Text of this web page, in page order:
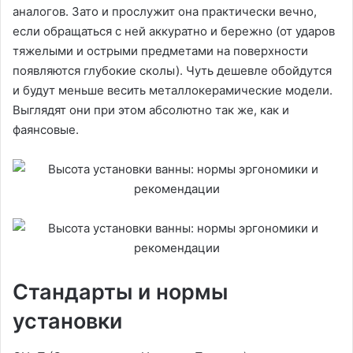
аналогов. Зато и прослужит она практически вечно,
если обращаться с ней аккуратно и бережно (от ударов
тяжелыми и острыми предметами на поверхности
появляются глубокие сколы). Чуть дешевле обойдутся
и будут меньше весить металлокерамические модели.
Выглядят они при этом абсолютно так же, как и
фаянсовые.
Стандарты и нормы
установки